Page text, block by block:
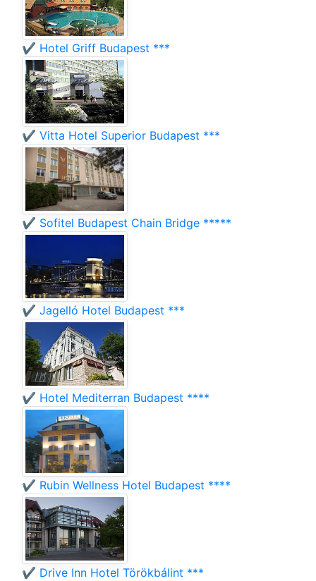
✔️ Hotel Griff Budapest ***
✔️ Vitta Hotel Superior Budapest ***
✔️ Sofitel Budapest Chain Bridge *****
✔️ Jagelló Hotel Budapest ***
✔️ Hotel Mediterran Budapest ****
✔️ Rubin Wellness Hotel Budapest ****
✔️ Drive Inn Hotel Törökbálint ***